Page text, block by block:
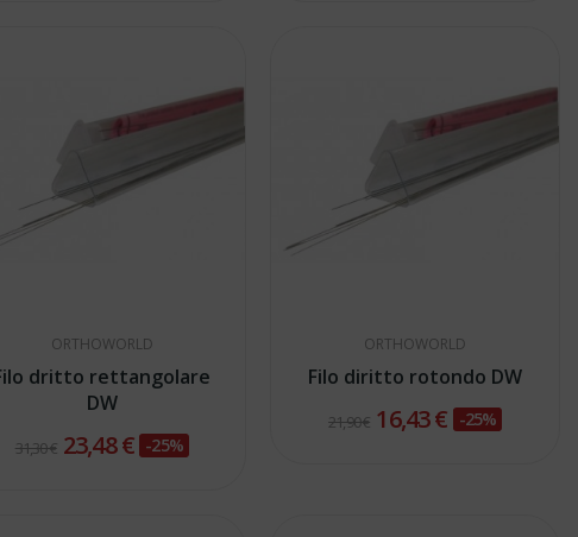
ORTHOWORLD
dritto rettangolare
DW
31,30 € 23,48 € -25%
ORTHOWORLD
Filo diritto rotondo DW
21,90 € 16,43 € -25%